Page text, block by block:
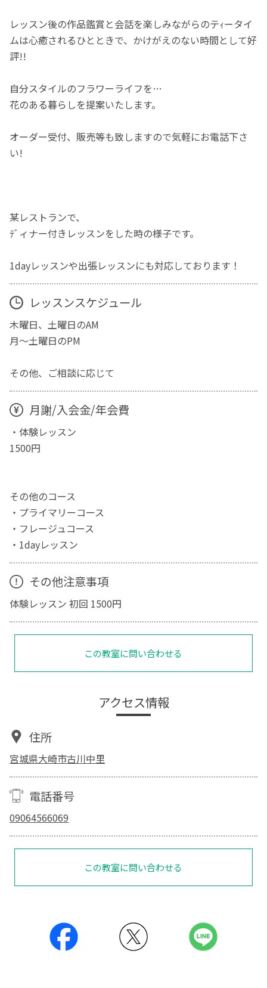
レッスン後の作品鑑賞と会話を楽しみながらのテｨータイ
ムは心癒されるひとときで、かけがえのない時間として好
評!!
自分スタイルのフラワーライフを…
花のある暮らしを提案いたします。
オーダー受付、販売等も致しますので気軽にお電話下さ
い!
某レストランで、
ﾃﾞィナー付きレッスンをした時の様子です。
1dayレッスンや出張レッスンにも対応しております！
レッスンスケジュール
木曜日、土曜日のAM
月～土曜日のPM
その他、ご相談に応じて
月謝/入会金/年会費
・体験レッスン
1500円
その他のコース
・プライマリーコース
・フレージュコース
・1dayレッスン
その他注意事項
体験レッスン 初回 1500円
この教室に問い合わせる
アクセス情報
住所
宮城県大崎市古川中里
電話番号
09064566069
この教室に問い合わせる